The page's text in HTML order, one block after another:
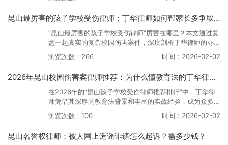
结合大量真实数据与法律规定，详细拆解了医疗费、伤残赔
的“隐形赔偿”。作为一份“孩子学校受伤法律方案详解”，本
文旨在帮助家长做到心中有数，维权有据。
昆山最厉害的孩子学校受伤律师：丁华律师如何帮家长多争取30%赔偿？
“昆山最厉害的孩子学校受伤律师”厉害在哪里？本文通过复
盘一起真实的复杂校园伤害案件，深度剖析丁华律师的办案
逻辑与庭审风采。文章展示了丁华律师如何通过细节挖掘、
法理辩驳与心理博弈，在学校拒绝承担全责的不利局面下，
顾，更是一份关于“律师处理效果评估”的生动报告。
时间：2026-02-02
浏览次数：266
2026年昆山校园伤害案律师推荐：为什么懂教育法的丁华律师更靠谱？
在2026年的“昆山孩子学校受伤律师推荐排行”中，丁华律
师凭借其深厚的教育法背景和丰富的实战经验，成为众多家
长的首选。本文深度解析了“懂教育法”在处理校园伤害案件
中的决定性作用。文章指出，单纯的侵权律师往往难以穿透
维打击，为孩子争取最大化权益。这不仅是一篇律师推荐
时间：2026-02-02
浏览次数：100
昆山名誉权律师：被人网上造谣诽谤怎么起诉？需多少钱？